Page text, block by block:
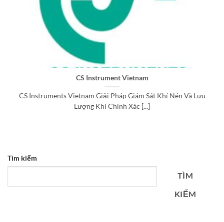
CS Instrument Vietnam
CS Instruments Vietnam Giải Pháp Giám Sát Khí Nén Và Lưu
Lượng Khí Chính Xác [...]
Tìm kiếm
TÌM
KIẾM